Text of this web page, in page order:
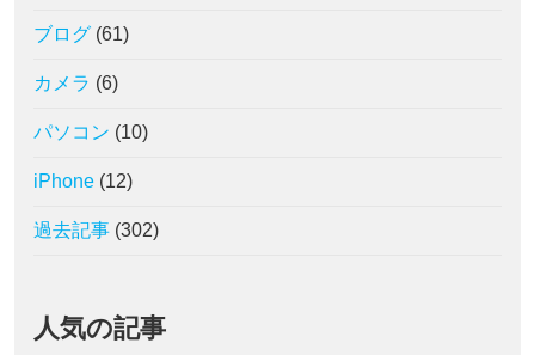
ブログ (61)
カメラ (6)
パソコン (10)
iPhone (12)
過去記事 (302)
人気の記事